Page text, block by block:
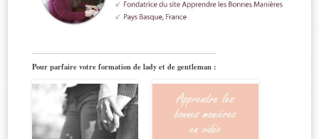
Pour parfaire votre formation de lady et de gentleman :